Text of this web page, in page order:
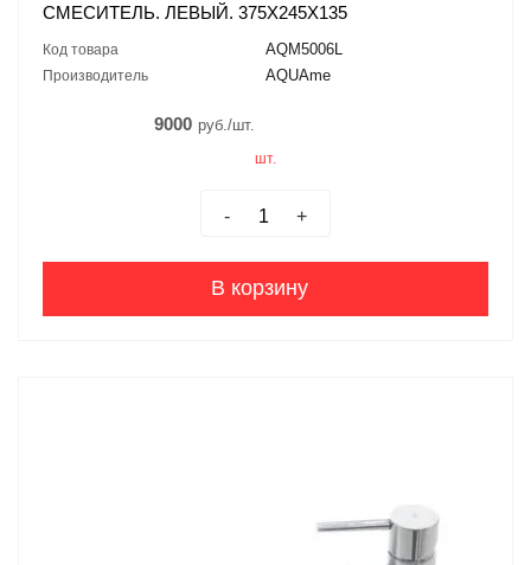
СМЕСИТЕЛЬ. ЛЕВЫЙ. 375Х245Х135
Код товара AQM5006L
Производитель AQUAme
9000 руб./шт.
шт.
- +
В корзину